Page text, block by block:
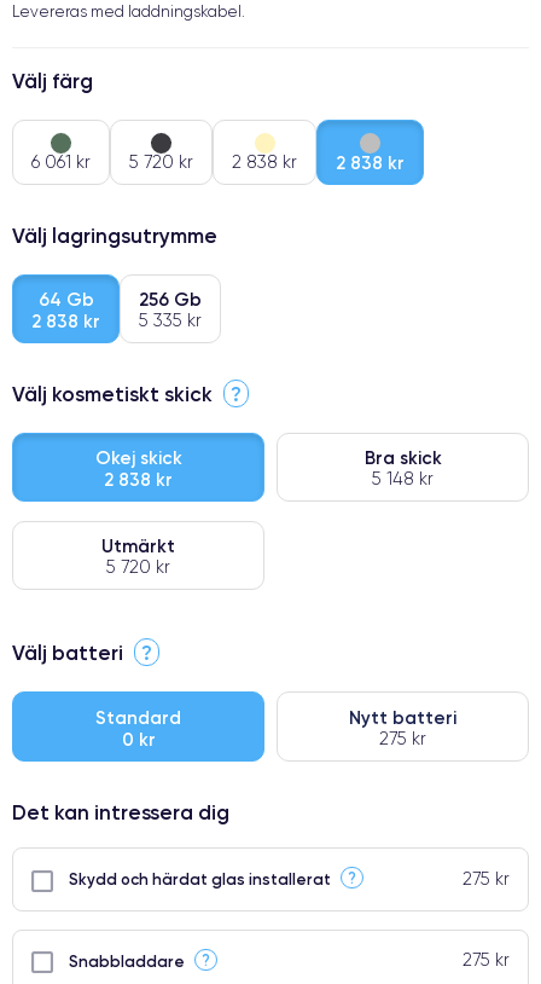
Levereras med laddningskabel.
Välj färg
6 061 kr 5 720 kr 2 838 kr 2 838 kr
Välj lagringsutrymme
64 Gb
2 838 kr
256 Gb
5 335 kr
Välj kosmetiskt skick ?
Okej skick
2 838 kr
Bra skick
5 148 kr
Utmärkt
5 720 kr
⭐ Premium
● Oklanderlig kvalitetsskärm
● Endast 5% av våra telefoner har premiumklassning
Välj batteri ?
Standard
0 kr
Nytt batteri
275 kr
Det kan intressera dig
Skydd och härdat glas installerat ? 275 kr
Snabbladdare ? 275 kr